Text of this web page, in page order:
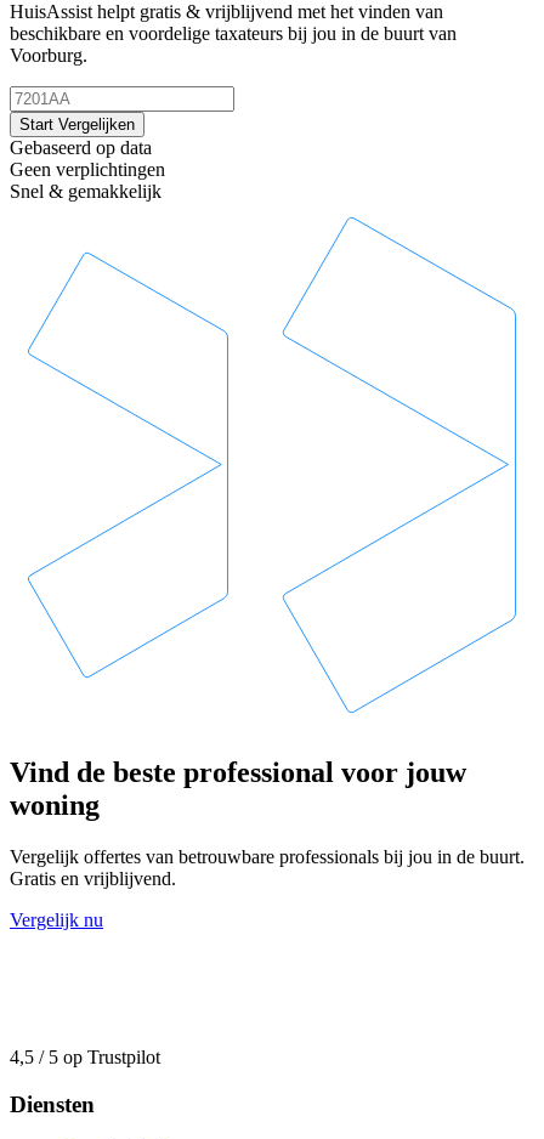
HuisAssist helpt gratis & vrijblijvend met het vinden van
beschikbare en voordelige taxateurs bij jou in de buurt van
Voorburg.
Start Vergelijken
Gebaseerd op data
Geen verplichtingen
Snel & gemakkelijk
Vind de beste professional voor jouw
woning
Vergelijk offertes van betrouwbare professionals bij jou in de buurt.
Gratis en vrijblijvend.
Vergelijk nu
4,5 / 5 op Trustpilot
Diensten